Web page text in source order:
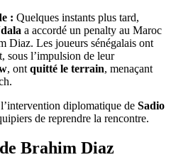
: Quelques instants plus tard,
a accordé un penalty au Maroc
Diaz. Les joueurs sénégalais ont
sous l’impulsion de leur
, ont quitté le terrain, menaçant
diplomatique de Sadio
de reprendre la rencontre.
Brahim Diaz